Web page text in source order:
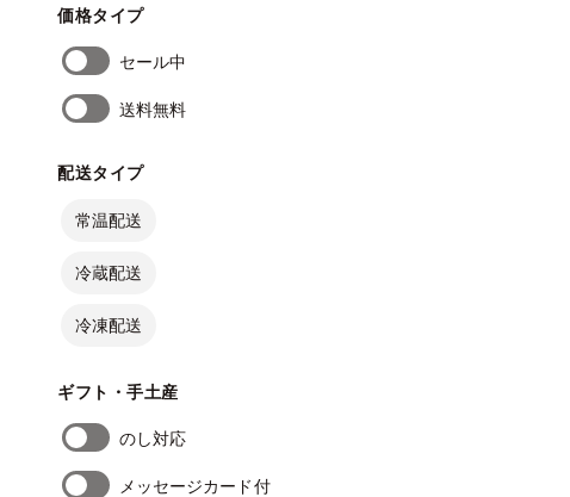
価格タイプ
セール中
送料無料
配送タイプ
常温配送
冷蔵配送
冷凍配送
ギフト・手土産
のし対応
メッセージカード付